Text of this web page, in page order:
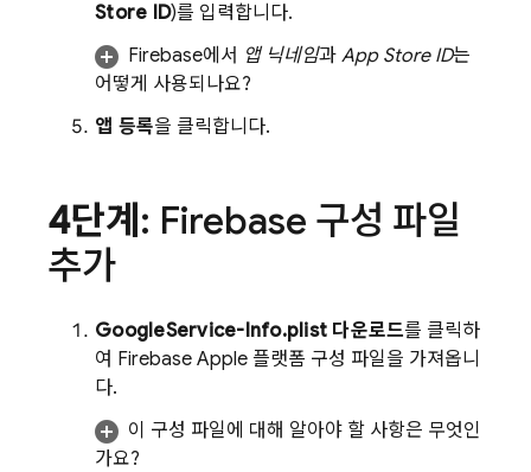
Store ID)를 입력합니다.
Firebase에서 앱 닉네임과 App Store ID는
어떻게 사용되나요?
앱 등록을 클릭합니다.
4단계 : Firebase 구성 파일
추가
GoogleService-Info.plist 다운로드를 클릭하
여 Firebase Apple 플랫폼 구성 파일을 가져옵니
다.
이 구성 파일에 대해 알아야 할 사항은 무엇인
가요?